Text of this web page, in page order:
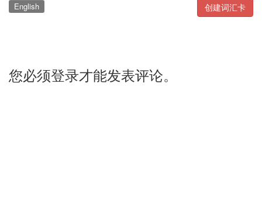
创建词汇卡
English
您必须登录才能发表评论。